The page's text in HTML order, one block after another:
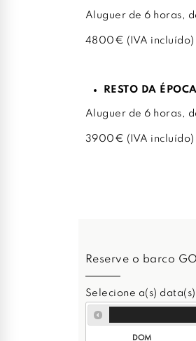
Aluguer de 6 horas,
4800€ (IVA incluído)
RESTO DA
Aluguer de 6 horas,
3900€ (IVA incluído)
Reserve o barco
Selecione a(s)
DOM